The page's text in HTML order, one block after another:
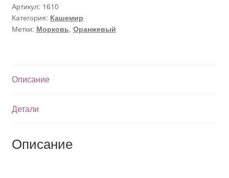
Артикул: 1610
Категория: Кашемир
Метки: Морковь, Оранжевый
Описание
Детали
Описание